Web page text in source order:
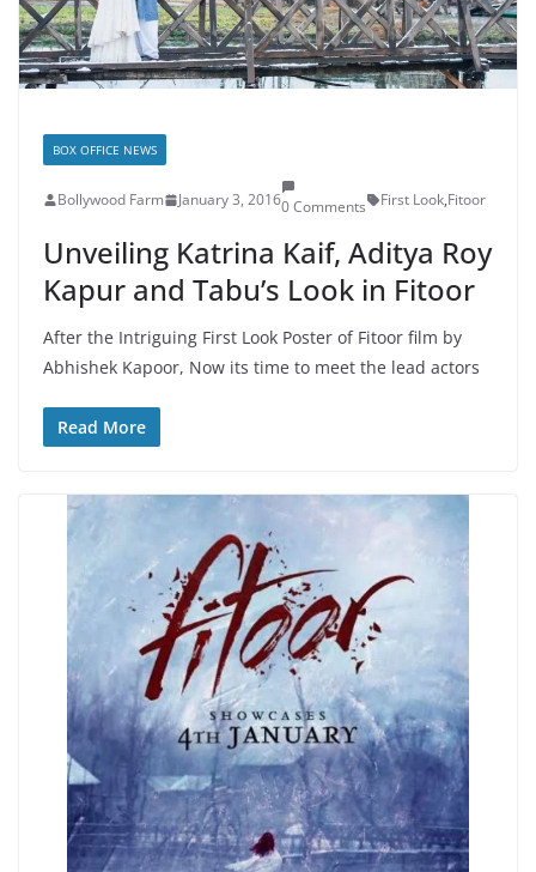
BOX OFFICE NEWS
Bollywood Farm January 3, 20160 Comments First Look,Fitoor
Unveiling Katrina Kaif, Aditya Roy
Kapur and Tabu’s Look in Fitoor
After the Intriguing First Look Poster of Fitoor film by
Abhishek Kapoor, Now its time to meet the lead actors
Read More